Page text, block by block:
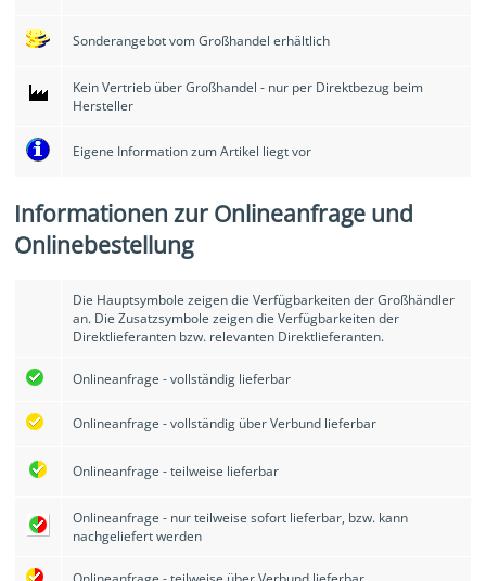
Sonderangebot vom Großhandel erhältlich
Kein Vertrieb über Großhandel - nur per Direktbezug beim
Hersteller
Eigene Information zum Artikel liegt vor
Informationen zur Onlineanfrage und
Onlinebestellung
Die Hauptsymbole zeigen die Verfügbarkeiten der Großhändler
an. Die Zusatzsymbole zeigen die Verfügbarkeiten der
Direktlieferanten bzw. relevanten Direktlieferanten.
Onlineanfrage - vollständig lieferbar
Onlineanfrage - vollständig über Verbund lieferbar
Onlineanfrage - teilweise lieferbar
Onlineanfrage - nur teilweise sofort lieferbar, bzw. kann
nachgeliefert werden